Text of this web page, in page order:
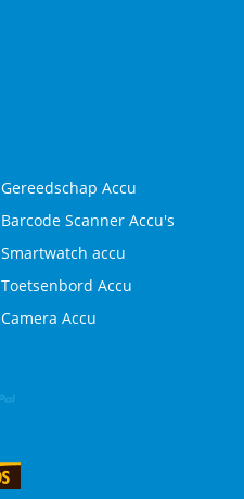
Gereedschap Accu
Barcode Scanner Accu's
Smartwatch accu
Toetsenbord Accu
Camera Accu